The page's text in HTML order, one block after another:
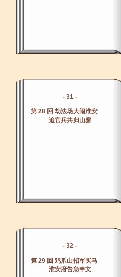
- 31 -
第 28 回 劫法场大闹淮安
追官兵共归山寨
- 32 -
第 29 回 鸡爪山招军买马
淮安府告急申文